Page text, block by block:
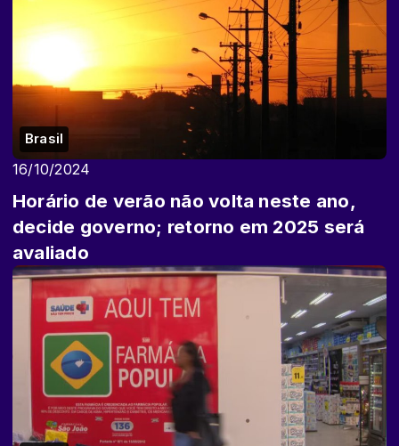
Brasil
16/10/2024
Horário de verão não volta neste ano,
decide governo; retorno em 2025 será
avaliado